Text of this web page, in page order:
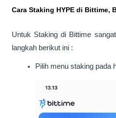
Cara Staking HYPE di Bittime,
Untuk Staking di Bittime
langkah berikut ini :
Pilih menu staking pada